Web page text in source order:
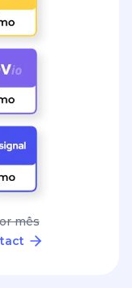
mês